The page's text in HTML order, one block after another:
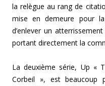
la relègue au rang de
mise en demeure pour
d’enlever un
portant directement la
La deuxième série, Up «
Corbeil », est beaucoup